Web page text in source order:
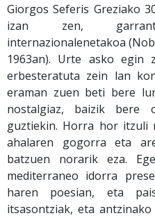
Giorgos Seferis Greziako
izan zen,
internazionalenetakoa
1963an). Urte asko egin
erbesteratuta zein lan
eraman zuen beti bere
nostalgiaz, baizik bere
guztiekin. Horra hor itzuli
ahalaren gogorra eta
batzuen norarik eza.
mediterraneo idorra
haren poesian, eta
itsasontziak, eta